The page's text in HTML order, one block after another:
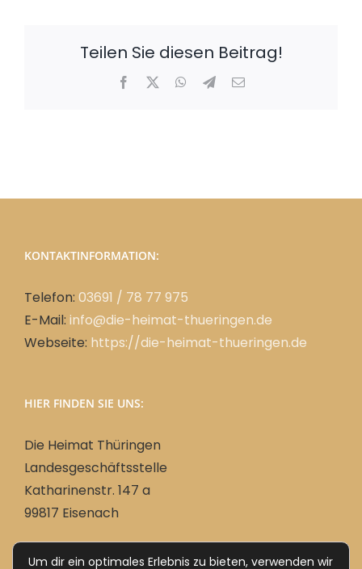
Teilen Sie diesen Beitrag!
Facebook WhatsApp
Telegram
E-
KONTAKTINFORMATION:
Telefon: 03691 / 78 77 975
E-Mail: info@die-heimat-thueringen.de
Webseite: https://die-heimat-thueringen.de
HIER FINDEN SIE UNS:
Die Heimat Thüringen
Landesgeschäftsstelle
Katharinenstr. 147 a
99817 Eisenach
Um dir ein optimales Erlebnis zu bieten, verwenden wir